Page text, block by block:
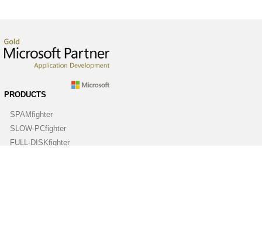
PRODUCTS
SPAMfighter
SLOW-PCfighter
FULL-DISKfighter